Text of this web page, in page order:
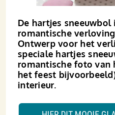
De hartjes sneeuwbol
romantische
Ontwerp voor het
speciale hartjes
romantische foto van
het feest
interieur.